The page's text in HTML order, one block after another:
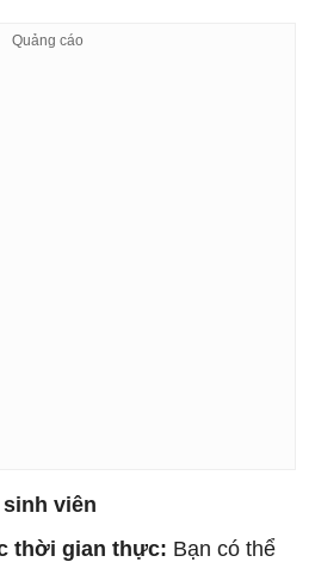
viên
thời gian thực: Bạn có thể